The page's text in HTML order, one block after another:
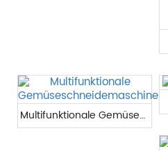
Multifunktionale Gemüseschneidemaschine